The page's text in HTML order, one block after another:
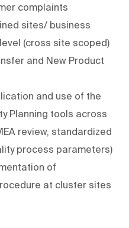
complaints
sites/ business
(cross site scoped)
and New Product
and use of the
Planning tools across
review, standardized
process parameters)
of
at cluster sites